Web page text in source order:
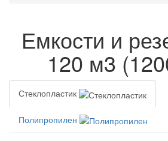
Емкости и
120 м3
Стеклопластик
Полипропилен